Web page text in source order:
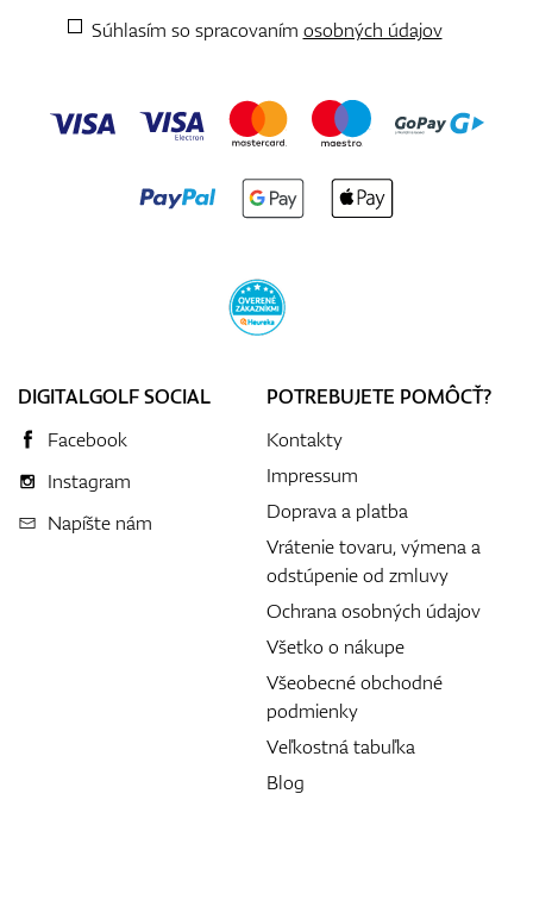
Súhlasím so spracovaním osobných údajov
DIGITALGOLF SOCIAL
Facebook
Instagram
Napíšte nám
POTREBUJETE POMÔCŤ?
Kontakty
Impressum
Doprava a platba
Vrátenie tovaru, výmena a
odstúpenie od zmluvy
Ochrana osobných údajov
Všetko o nákupe
Všeobecné obchodné
podmienky
Veľkostná tabuľka
Blog